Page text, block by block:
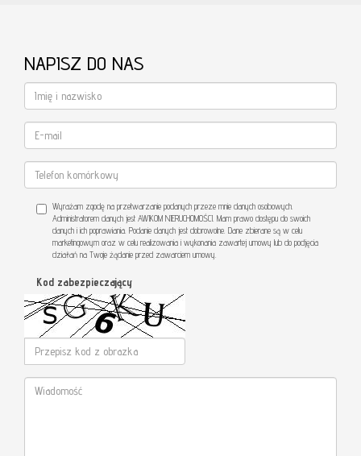
NAPISZ DO NAS
Wyrażam zgodę na przetwarzanie podanych przeze mnie danych osobowych.
Administratorem danych jest AWIKOM NIERUCHOMOŚCI. Mam prawo dostępu do swoich
danych i ich poprawiania. Podanie danych jest dobrowolne. Dane zbierane są w celu
marketingowym oraz w celu realizowania i wykonania zawartej umowy lub do podjęcia
działań na Twoje żądanie przed zawarciem umowy.
Kod zabezpieczający